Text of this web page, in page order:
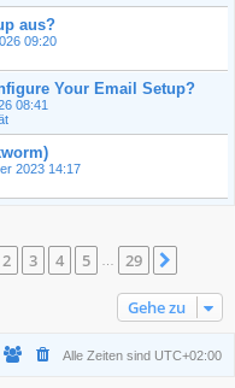
aus?
09:20
Your Email Setup?
08:41
2023 14:17
1von 29
2 3 4 5 29
Gehe zu
Alle Zeiten sind UTC+02:00